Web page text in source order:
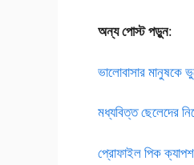
অন্য পোস্ট পড়ুন:
ভালোবাসার মানুষকে
মধ্যবিত্ত ছেলেদের
প্রোফাইল পিক